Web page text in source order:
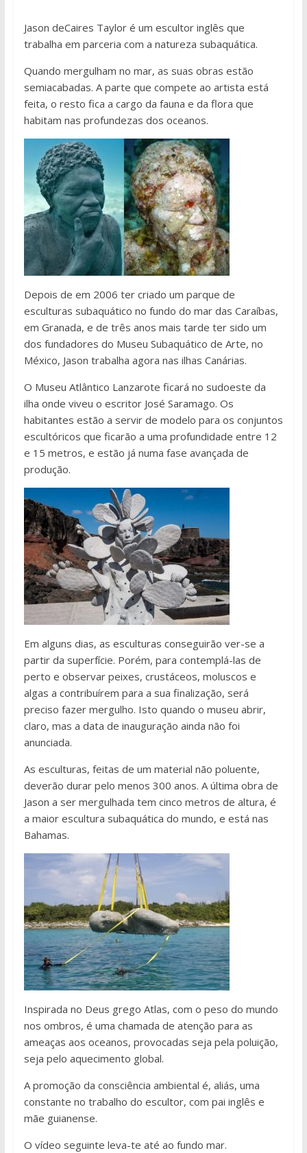
Jason deCaires Taylor é um escultor inglês que
trabalha em parceria com a natureza subaquática.
Quando mergulham no mar, as suas obras estão
semiacabadas. A parte que compete ao artista está
feita, o resto fica a cargo da fauna e da flora que
habitam nas profundezas dos oceanos.
Depois de em 2006 ter criado um parque de
esculturas subaquático no fundo do mar das Caraíbas,
em Granada, e de três anos mais tarde ter sido um
dos fundadores do Museu Subaquático de Arte, no
México, Jason trabalha agora nas ilhas Canárias.
O Museu Atlântico Lanzarote ficará no sudoeste da
ilha onde viveu o escritor José Saramago. Os
habitantes estão a servir de modelo para os conjuntos
escultóricos que ficarão a uma profundidade entre 12
e 15 metros, e estão já numa fase avançada de
produção.
Em alguns dias, as esculturas conseguirão ver-se a
partir da superfície. Porém, para contemplá-las de
perto e observar peixes, crustáceos, moluscos e
algas a contribuírem para a sua finalização, será
preciso fazer mergulho. Isto quando o museu abrir,
claro, mas a data de inauguração ainda não foi
anunciada.
As esculturas, feitas de um material não poluente,
deverão durar pelo menos 300 anos. A última obra de
Jason a ser mergulhada tem cinco metros de altura, é
a maior escultura subaquática do mundo, e está nas
Bahamas.
Inspirada no Deus grego Atlas, com o peso do mundo
nos ombros, é uma chamada de atenção para as
ameaças aos oceanos, provocadas seja pela poluição,
seja pelo aquecimento global.
A promoção da consciência ambiental é, aliás, uma
constante no trabalho do escultor, com pai inglês e
mãe guianense.
O vídeo seguinte leva-te até ao fundo mar.